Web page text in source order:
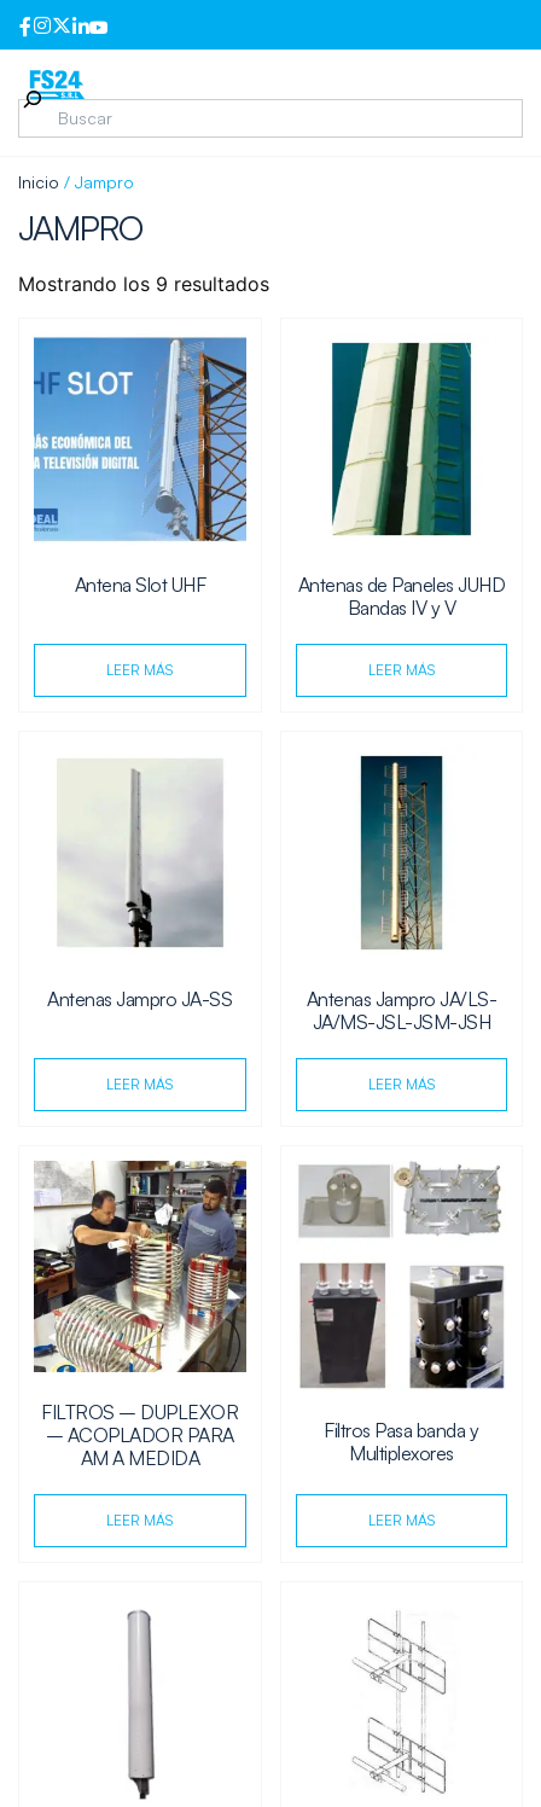
Inicio / Jampro
JAMPRO
Mostrando los 9 resultados
Antena Slot UHF
LEER MÁS
Antenas de Paneles JUHD
Bandas IV y V
LEER MÁS
Antenas Jampro JA-SS
LEER MÁS
Antenas Jampro JA/LS-
JA/MS-JSL-JSM-JSH
LEER MÁS
FILTROS – DUPLEXOR
– ACOPLADOR PARA
AM A MEDIDA
LEER MÁS
Filtros Pasa banda y
Multiplexores
LEER MÁS